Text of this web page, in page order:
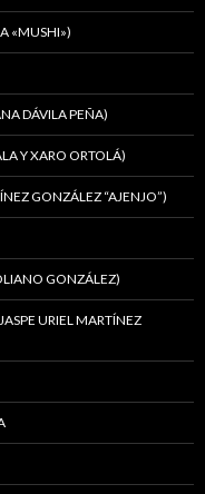
«MUSHI»)
DÁVILA PEÑA)
Y XARO ORTOLÁ)
GONZÁLEZ “AJENJO”)
GONZÁLEZ)
URIEL MARTÍNEZ